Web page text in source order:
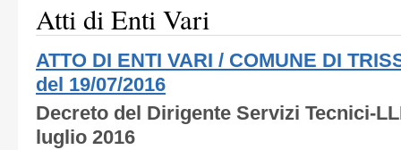
Atti di Enti Vari
ATTO DI ENTI VARI / COMUNE DI
del 19/07/2016
Decreto del Dirigente Servizi Tecnici-
luglio 2016